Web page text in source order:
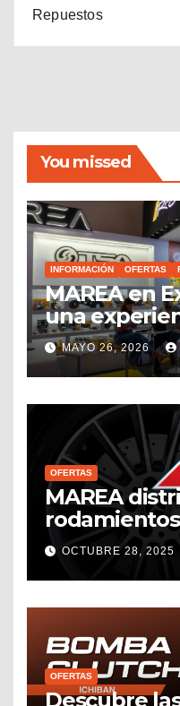
Repuestos
You missed
INFORMACIÓN OFERTAS
MAREA en
una
conectar,
impulsando
repuestero
MAYO 26, 2026
OFERTAS
MAREA
OCTUBRE 28, 2025
OFERTAS
Descubre